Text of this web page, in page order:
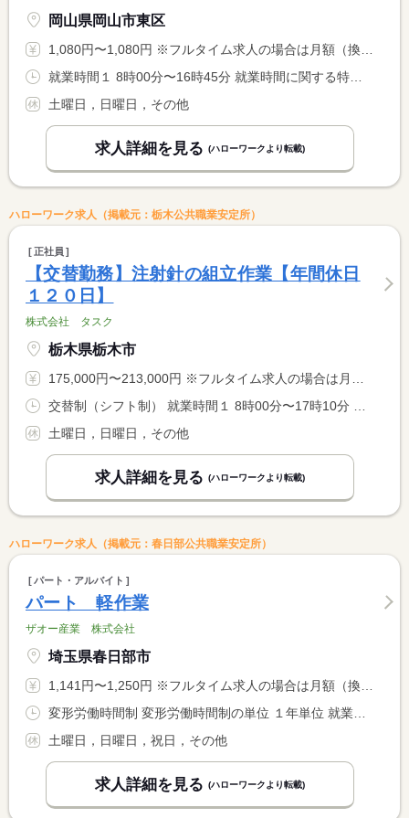
岡山県岡山市東区
1,080円〜1,080円 ※フルタイム求人の場合は月額（換算額）、パート求人の場合は時間額を表示しています。
土曜日，日曜日，その他
求人詳細を見る (ハローワークより転載)
ハローワーク求人（掲載元：栃木公共職業安定所）
正社員
【交替勤務】注射針の組立作業【年間休日
１２０日】
株式会社 タスク
栃木県栃木市
175,000円〜213,000円 ※フルタイム求人の場合は月額（換算額）、パート求人の場合は時間額を表示しています。
土曜日，日曜日，その他
求人詳細を見る (ハローワークより転載)
ハローワーク求人（掲載元：春日部公共職業安定所）
パート・アルバイト
パート 軽作業
ザオー産業 株式会社
埼玉県春日部市
1,141円〜1,250円 ※フルタイム求人の場合は月額（換算額）、パート求人の場合は時間額を表示しています。
土曜日，日曜日，祝日，その他
求人詳細を見る (ハローワークより転載)